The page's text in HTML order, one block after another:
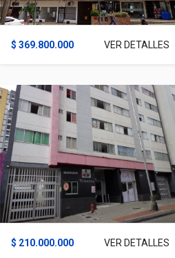
$ 369.800.000 VER DETALLES
$ 210.000.000 VER DETALLES